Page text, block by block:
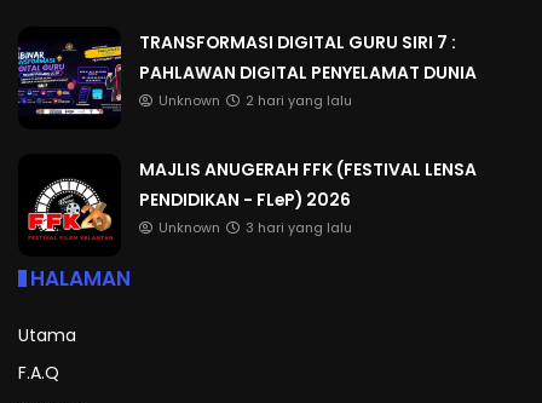
TRANSFORMASI DIGITAL GURU SIRI 7 :
PAHLAWAN DIGITAL PENYELAMAT DUNIA
Unknown 2 hari yang lalu
MAJLIS ANUGERAH FFK (FESTIVAL LENSA
PENDIDIKAN - FLeP) 2026
Unknown 3 hari yang lalu
HALAMAN
Utama
F.A.Q